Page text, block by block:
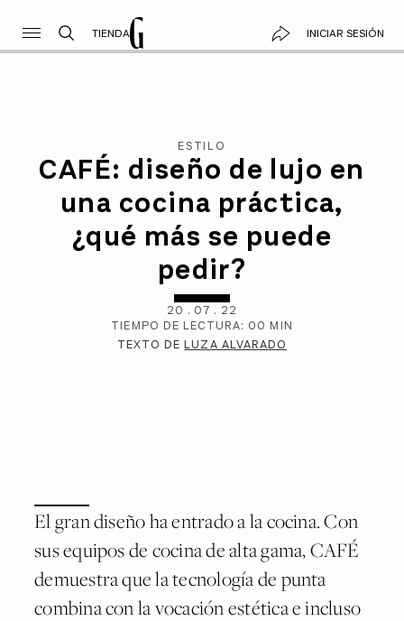
TIENDA INICIAR SESIÓN
ESTILO
CAFÉ: diseño de lujo en
una cocina práctica,
¿qué más se puede
pedir?
20 . 07 . 22
TIEMPO DE LECTURA: 00 MIN
TEXTO DELUZA ALVARADO
El gran diseño ha entrado a la cocina. Con
sus equipos de cocina de alta gama, CAFÉ
demuestra que la tecnología de punta
combina con la vocación estética e incluso